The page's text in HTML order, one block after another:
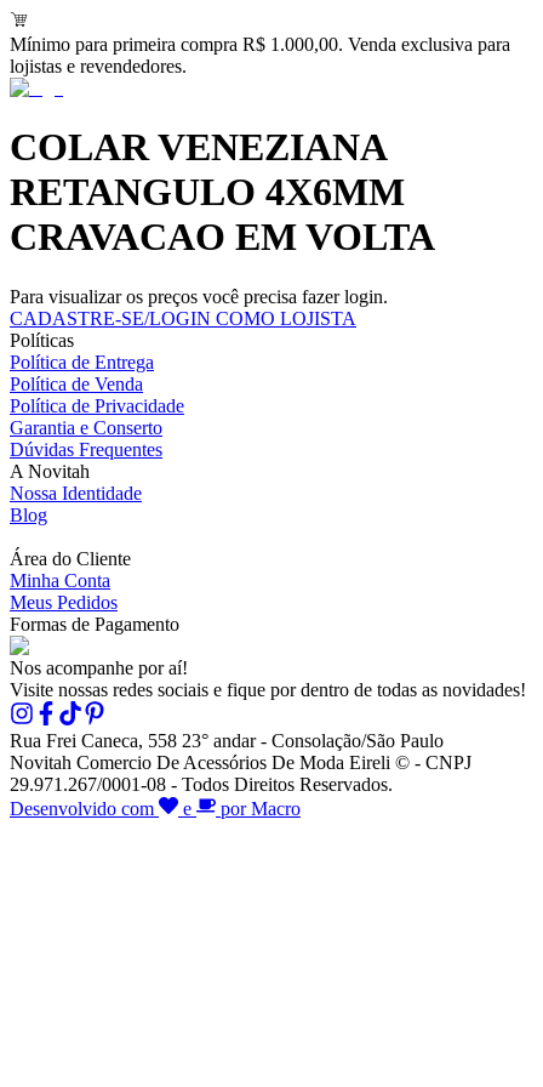
Mínimo para primeira compra R$ 1.000,00. Venda exclusiva para
lojistas e revendedores.
COLAR VENEZIANA
RETANGULO 4X6MM
CRAVACAO EM VOLTA
Para visualizar os preços você precisa fazer login.
CADASTRE-SE/LOGIN COMO LOJISTA
Políticas
Política de Entrega
Política de Venda
Política de Privacidade
Garantia e Conserto
Dúvidas Frequentes
A Novitah
Nossa Identidade
Blog
Área do Cliente
Minha Conta
Meus Pedidos
Formas de Pagamento
Nos acompanhe por aí!
Visite nossas redes sociais e fique por dentro de todas as novidades!
Rua Frei Caneca, 558 23° andar - Consolação/São Paulo
Novitah Comercio De Acessórios De Moda Eireli © - CNPJ
29.971.267/0001-08 - Todos Direitos Reservados.
Desenvolvido com
e por Macro